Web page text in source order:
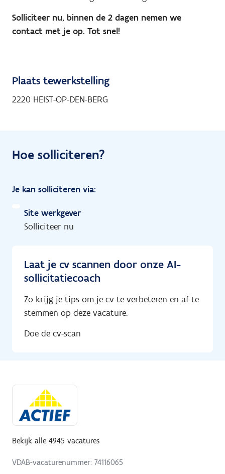
Solliciteer nu, binnen de 2 dagen nemen we
contact met je op. Tot snel!
Plaats tewerkstelling
2220 HEIST-OP-DEN-BERG
Hoe solliciteren?
Je kan solliciteren via:
Site werkgever
Solliciteer nu
Laat je cv scannen door onze AI-
sollicitatiecoach
Zo krijg je tips om je cv te verbeteren en af te
stemmen op deze vacature.
Doe de cv-scan
Bekijk alle 4945 vacatures
VDAB-vacaturenummer: 74116065